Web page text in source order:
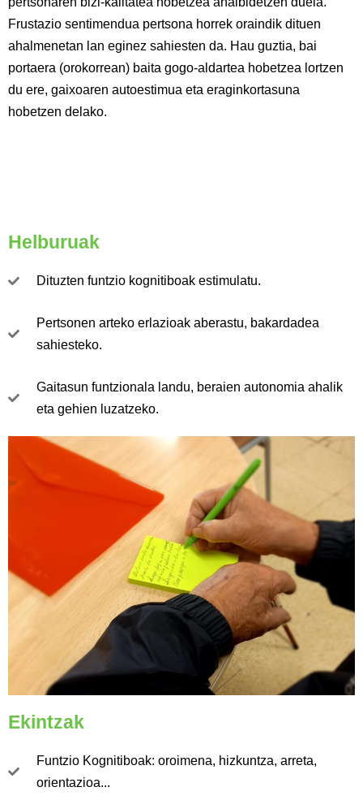
Frustazio sentimendua pertsona horrek oraindik dituen
ahalmenetan lan eginez sahiesten da. Hau guztia, bai
portaera (orokorrean) baita gogo-aldartea hobetzea lortzen
du ere, gaixoaren autoestimua eta eraginkortasuna
hobetzen delako.
Helburuak
Dituzten funtzio kognitiboak estimulatu.
Pertsonen arteko erlazioak aberastu, bakardadea
sahiesteko.
Gaitasun funtzionala landu, beraien autonomia ahalik
eta gehien luzatzeko.
Ekintzak
Funtzio Kognitiboak: oroimena, hizkuntza, arreta,
orientazioa...